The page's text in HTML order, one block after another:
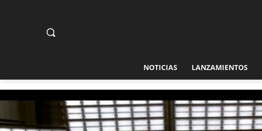
NOTICIAS LANZAMIENTOS